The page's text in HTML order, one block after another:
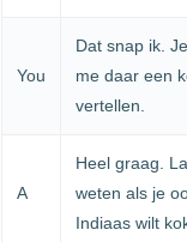
You
Dat snap ik.
me daar een
vertellen.
A
Heel graag.
weten als je
Indiaas wilt